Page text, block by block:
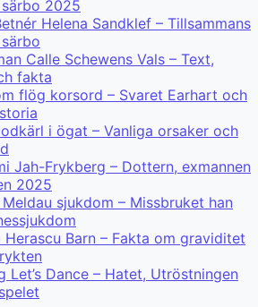
2025
Helena Sandklef – Tillsammans
Calle Schewens Vals – Text,
fakta
flög korsord – Svaret Earhart och
i ögat – Vanliga orsaker och
Jah-Frykberg – Dottern, exmannen
2025
sjukdom – Missbruket han
Herascu Barn – Fakta om graviditet
Let’s Dance – Hatet, Utröstningen